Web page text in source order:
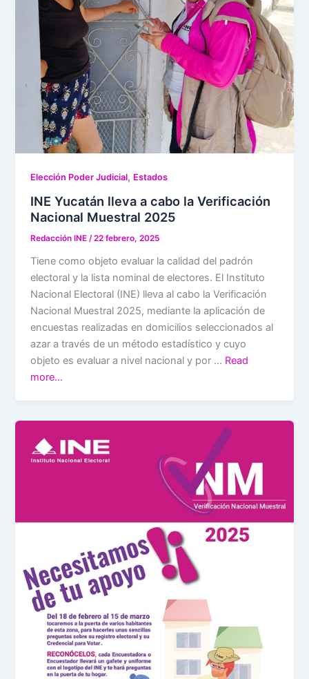
Elección Poder Judicial, Estados
INE Yucatán lleva a cabo la Verificación
Nacional Muestral 2025
Redacción INE/22 febrero, 2025
Tiene como objeto evaluar la calidad del padrón
electoral y la lista nominal de electores. El Instituto
Nacional Electoral (INE) lleva al cabo la Verificación
Nacional Muestral 2025, mediante la aplicación de
encuestas realizadas en domicilios seleccionados al
azar a través de un método estadístico y cuyo
objeto es evaluar a nivel nacional y por … Read
more…